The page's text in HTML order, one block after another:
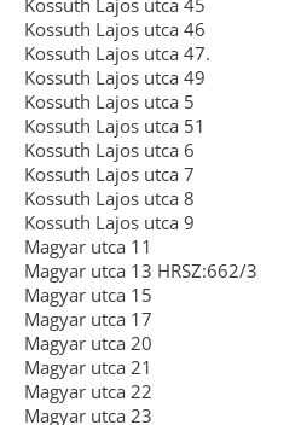
Kossuth Lajos utca 45
Kossuth Lajos utca 46
Kossuth Lajos utca 47.
Kossuth Lajos utca 49
Kossuth Lajos utca 5
Kossuth Lajos utca 51
Kossuth Lajos utca 6
Kossuth Lajos utca 7
Kossuth Lajos utca 8
Kossuth Lajos utca 9
Magyar utca 11
Magyar utca 13 HRSZ:662/3
Magyar utca 15
Magyar utca 17
Magyar utca 20
Magyar utca 21
Magyar utca 22
Magyar utca 23